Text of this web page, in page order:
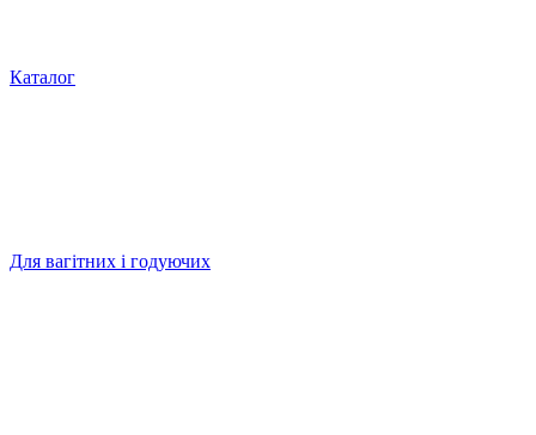
Каталог
Для вагітних і годуючих